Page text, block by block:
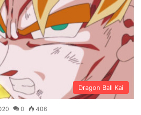
Dragon Ball Kai
0 406